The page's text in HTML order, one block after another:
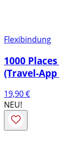
Flexibindung
1000
(Travel-
19,90€
NEU!